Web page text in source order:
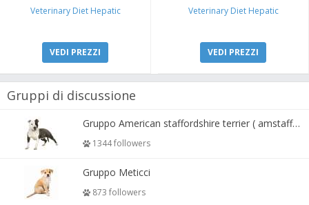
Veterinary Diet Hepatic
VEDI PREZZI
Veterinary Diet Hepatic
VEDI PREZZI
Gruppi di discussione
Gruppo American staffordshire terrier ( amstaff, amastaff )
1344 followers
Gruppo Meticci
873 followers